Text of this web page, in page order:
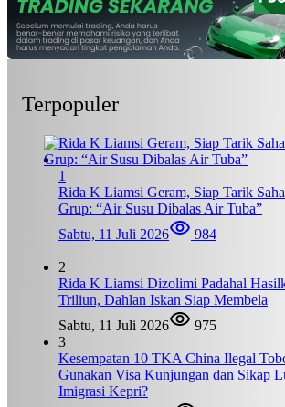
Terpopuler
1
Rida K Liamsi Geram, Siap Tarik
Grup: “Air Susu Dibalas Air Tuba”
Sabtu, 11 Juli 2026
984
2
Rida K Liamsi Dizolimi Padahal
Triliun, Dahlan Iskan Siap Membela
Sabtu, 11 Juli 2026
975
3
Kesempatan 10 TKA China Ilegal
Gunakan Visa Kunjungan dan Sikap
Imigrasi Kepri?